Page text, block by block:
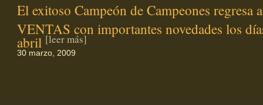
El exitoso Campeón de Campeones regresa
VENTAS con importantes novedades los
abril [leer más]
30 marzo, 2009